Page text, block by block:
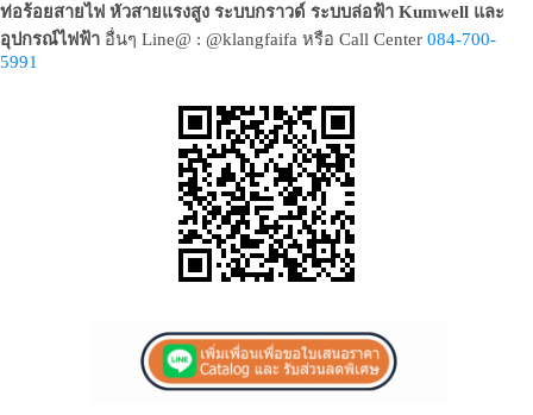
ท่อร้อยสายไฟ หัวสายแรงสูง ระบบกราวด์ ระบบล่อฟ้า Kumwell และ
อุปกรณ์ไฟฟ้า อื่นๆ Line@ : @klangfaifa หรือ Call Center 084-700-
5991